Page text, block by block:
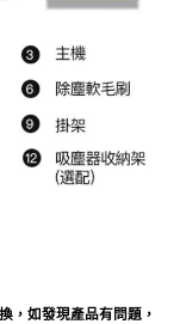
，如發現產品有問題，